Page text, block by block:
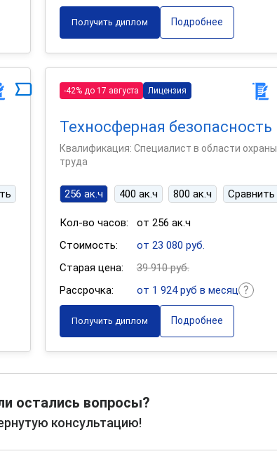
Получить диплом Подробнее
-42% до 17 августа Лицензия
Техносферная безопасность
Квалификация: Специалист в области охраны
труда
256 ак.ч 400 ак.ч 800 ак.ч Сравнить
Кол-во часов:
от 256 ак.ч
Стоимость:
от 23 080 руб.
Старая цена:
39 910 руб.
Рассрочка:
от 1 924 руб в месяц
Получить диплом Подробнее
остались вопросы?
консультацию!